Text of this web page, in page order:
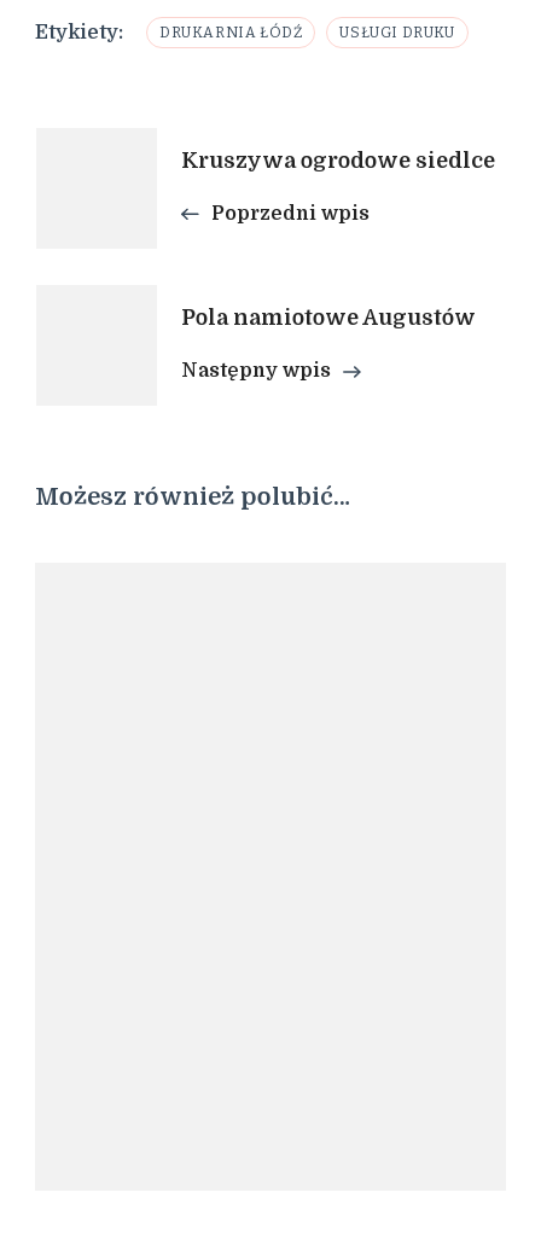
Etykiety: DRUKARNIA ŁÓDŹ USŁUGI DRUKU
NawigacjaKruszywa ogrodowe siedlce
Poprzedni wpis
Pola namiotowe Augustów
Następny wpis
Możesz również polubić…